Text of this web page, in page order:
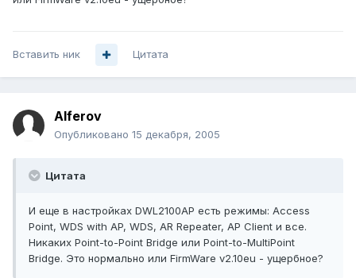
Вставить ник Цитата
Alferov
Опубликовано 15 декабря, 2005
Цитата
И еще в настройках DWL2100AP есть режимы: Access
Point, WDS with AP, WDS, AR Repeater, AP Client и все.
Никаких Point-to-Point Bridge или Point-to-MultiPoint
Bridge. Это нормально или FirmWare v2.10eu - ущербное?